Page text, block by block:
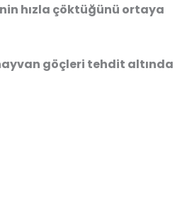
hızla çöktüğünü ortaya
göçleri tehdit altında